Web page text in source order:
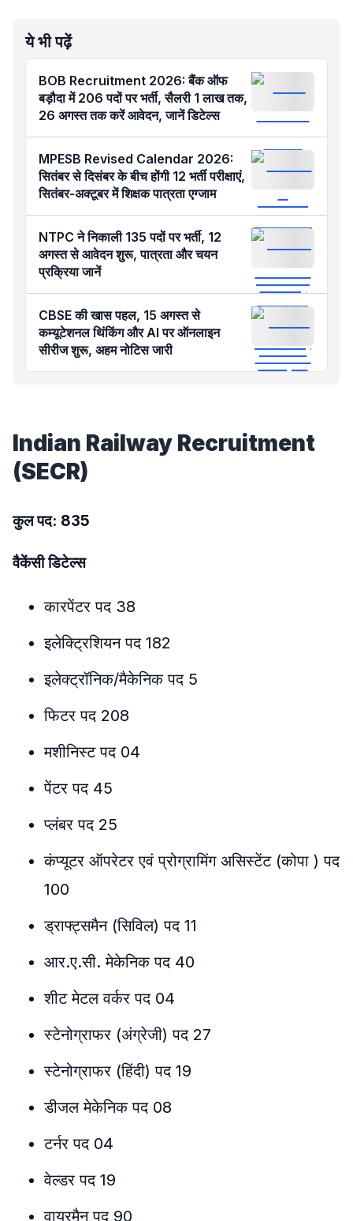
ये भी पढ़ें
BOB Recruitment 2026: बैंक ऑफ
बड़ौदा में 206 पदों पर भर्ती, सैलरी 1 लाख तक,
26 अगस्त तक करें आवेदन, जानें डिटेल्स
MPESB Revised Calendar 2026:
सितंबर से दिसंबर के बीच होंगी 12 भर्ती परीक्षाएं,
सितंबर-अक्टूबर में शिक्षक पात्रता एग्जाम
NTPC ने निकाली 135 पदों पर भर्ती, 12
अगस्त से आवेदन शुरू, पात्रता और चयन
प्रक्रिया जानें
CBSE की खास पहल, 15 अगस्त से
कम्यूटेशनल थिंकिंग और AI पर ऑनलाइन
सीरीज शुरू, अहम नोटिस जारी
Indian Railway Recruitment
(SECR)
कुल पद: 835
वैकेंसी डिटेल्स
कारपेंटर पद 38
इलेक्ट्रिशियन पद 182
इलेक्ट्रॉनिक/मैकेनिक पद 5
फिटर पद 208
मशीनिस्ट पद 04
पेंटर पद 45
प्लंबर पद 25
कंप्यूटर ऑपरेटर एवं प्रोग्रामिंग असिस्टेंट (कोपा ) पद
100
ड्राफ्ट्समैन (सिविल) पद 11
आर.ए.सी. मेकेनिक पद 40
शीट मेटल वर्कर पद 04
स्टेनोग्राफर (अंग्रेजी) पद 27
स्टेनोग्राफर (हिंदी) पद 19
डीजल मेकेनिक पद 08
टर्नर पद 04
वेल्डर पद 19
वायरमैन पद 90